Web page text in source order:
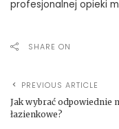
profesjonalnej opieki
SHARE ON
PREVIOUS ARTICLE
Jak wybrać odpowiednie
łazienkowe?